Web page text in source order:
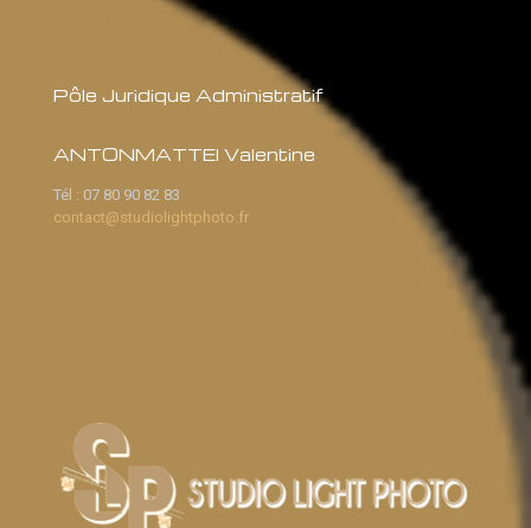
Pôle Juridique Administratif
ANTONMATTEI Valentine
Tél : 07 80 90 82 83
contact@studiolightphoto.fr